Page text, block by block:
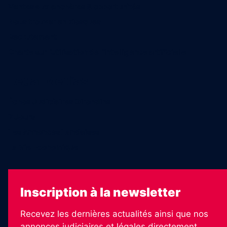
Inscription à la newsletter
Recevez les dernières actualités ainsi que nos